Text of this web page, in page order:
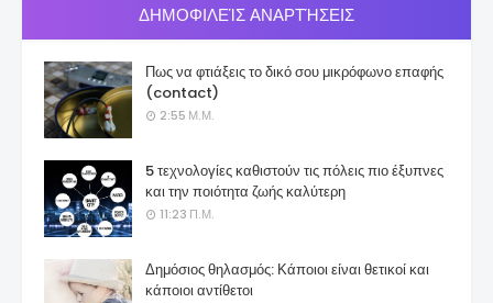
ΔΗΜΟΦΙΛΕΊΣ ΑΝΑΡΤΉΣΕΙΣ
Πως να φτιάξεις το δικό σου μικρόφωνο επαφής
(contact)
2:55 Μ.Μ.
5 τεχνολογίες καθιστούν τις πόλεις πιο έξυπνες
και την ποιότητα ζωής καλύτερη
11:23 Π.Μ.
Δημόσιος θηλασμός: Κάποιοι είναι θετικοί και
κάποιοι αντίθετοι